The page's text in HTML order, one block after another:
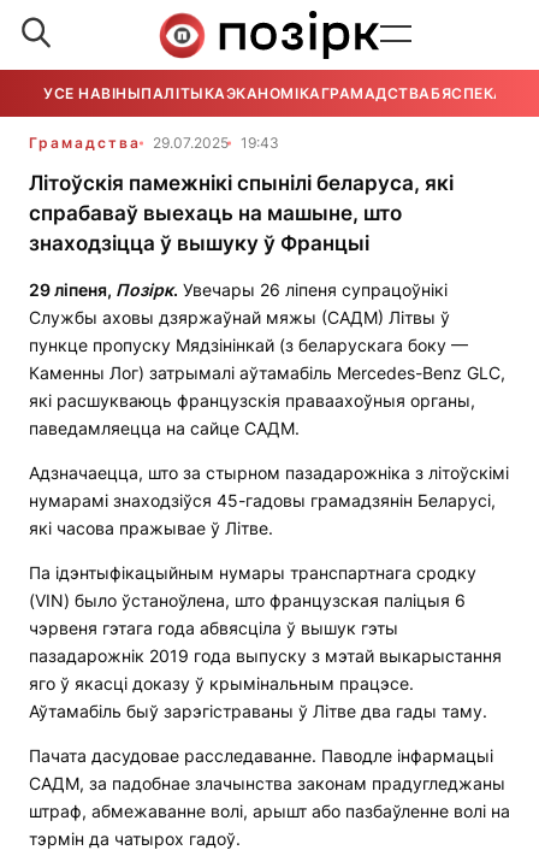
УСЕ НАВІНЫПАЛІТЫКАЭКАНОМІКАГРАМАДСТВАБЯСПЕКА
Грамадства 29.07.2025 19:43
Літоўскія памежнікі спынілі беларуса, які
спрабаваў выехаць на машыне, што
знаходзіцца ў вышуку ў Францыі
29 ліпеня, Позірк. Увечары 26 ліпеня супрацоўнікі
Службы аховы дзяржаўнай мяжы (САДМ) Літвы ў
пункце пропуску Мядзінінкай (з беларускага боку —
Каменны Лог) затрымалі аўтамабіль Mercedes-Benz GLC,
які расшукваюць французскія праваахоўныя органы,
паведамляецца на сайце САДМ.
Адзначаецца, што за стырном пазадарожніка з літоўскімі
нумарамі знаходзіўся 45-гадовы грамадзянін Беларусі,
які часова пражывае ў Літве.
Па ідэнтыфікацыйным нумары транспартнага сродку
(VIN) было ўстаноўлена, што французская паліцыя 6
чэрвеня гэтага года абвясціла ў вышук гэты
пазадарожнік 2019 года выпуску з мэтай выкарыстання
яго ў якасці доказу ў крымінальным працэсе.
Аўтамабіль быў зарэгістраваны ў Літве два гады таму.
Пачата дасудовае расследаванне. Паводле інфармацыі
САДМ, за падобнае злачынства законам прадугледжаны
штраф, абмежаванне волі, арышт або пазбаўленне волі на
тэрмін да чатырох гадоў.